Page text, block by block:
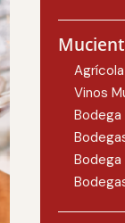
Vinos
Bodega
Bodega